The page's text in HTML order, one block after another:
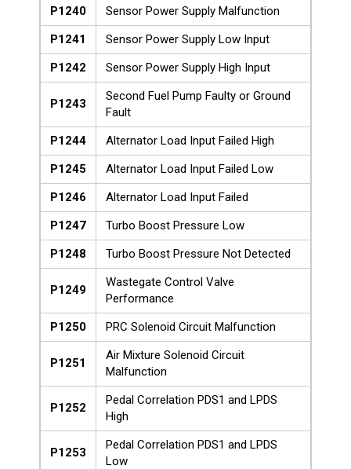
P1240
Sensor Power Supply Malfunction
P1241
Sensor Power Supply Low Input
P1242
Sensor Power Supply High Input
P1243
Second Fuel Pump Faulty or Ground
Fault
P1244
Alternator Load Input Failed High
P1245
Alternator Load Input Failed Low
P1246
Alternator Load Input Failed
P1247
Turbo Boost Pressure Low
P1248
Turbo Boost Pressure Not Detected
P1249
Wastegate Control Valve
Performance
P1250
PRC Solenoid Circuit Malfunction
P1251
Air Mixture Solenoid Circuit
Malfunction
P1252
Pedal Correlation PDS1 and LPDS
High
P1253
Pedal Correlation PDS1 and LPDS
Low